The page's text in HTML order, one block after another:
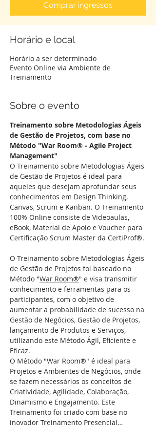
Comprar ingressos
Horário e local
Horário a ser determinado
Evento Online via Ambiente de
Treinamento
Sobre o evento
Treinamento sobre Metodologias Ágeis
de Gestão de Projetos, com base no
Método "War Room® - Agile Project
Management"
O Treinamento sobre Metodologias Ágeis
de Gestão de Projetos é ideal para
aqueles que desejam aprofundar seus
conhecimentos em Design Thinking,
Canvas, Scrum e Kanban. O Treinamento
100% Online consiste de Videoaulas,
eBook, Material de Apoio e Voucher para
Certificação Scrum Master da CertiProf®.
O Treinamento sobre Metodologias Ágeis
de Gestão de Projetos foi baseado no
Método "War Room®" e visa transmitir
conhecimento e ferramentas para os
participantes, com o objetivo de
aumentar a probabilidade de sucesso na
Gestão de Negócios, Gestão de Projetos,
lançamento de Produtos e Serviços,
utilizando este Método Ágil, Eficiente e
Eficaz.
O Método "War Room®" é ideal para
Projetos e Ambientes de Negócios, onde
se fazem necessários os conceitos de
Criatividade, Agilidade, Colaboração,
Dinamismo e Engajamento. Este
Treinamento foi criado com base no
inovador Treinamento Presencial…